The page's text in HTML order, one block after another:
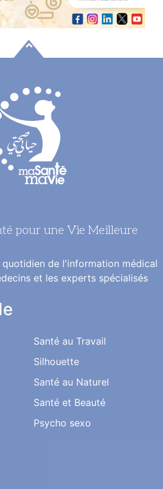
pour une Vie Meilleure
quotidien de l'information médical
et les experts spécialisés
Santé au Travail
Silhouette
Santé au Naturel
Santé et Beauté
Psycho sexo